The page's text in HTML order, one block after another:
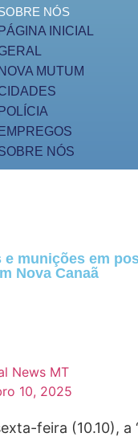
NÓS
PÁGINA INICIAL
NOVA MUTUM
POLÍCIA
EMPREGOS
NÓS
munições em
Nova Canaã
News MT
10, 2025
feira (10.10), a